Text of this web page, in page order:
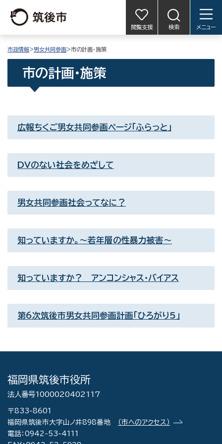
閲覧支援 検索 メニュー
市政情報>男女共同参画>市の計画・施策
市の計画・施策
広報ちくご男女共同参画ページ「ふらっと」
DVのない社会をめざして
男女共同参画社会ってなに？
知っていますか。～若年層の性暴力被害～
知っていますか？ アンコンシャス・バイアス
第6次筑後市男女共同参画計画「ひろがり5」
福岡県筑後市役所
法人番号1000020402117
〒833-8601
福岡県筑後市大字山ノ井898番地
（市へのアクセス）
電話：0942-53-4111